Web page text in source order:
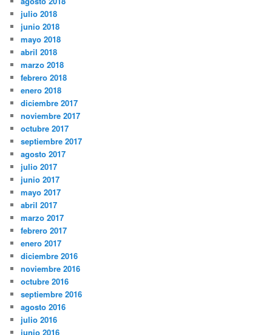
julio 2018
junio 2018
mayo 2018
abril 2018
marzo 2018
febrero 2018
enero 2018
diciembre 2017
noviembre 2017
octubre 2017
septiembre 2017
agosto 2017
julio 2017
junio 2017
mayo 2017
abril 2017
marzo 2017
febrero 2017
enero 2017
diciembre 2016
noviembre 2016
octubre 2016
septiembre 2016
agosto 2016
julio 2016
junio 2016